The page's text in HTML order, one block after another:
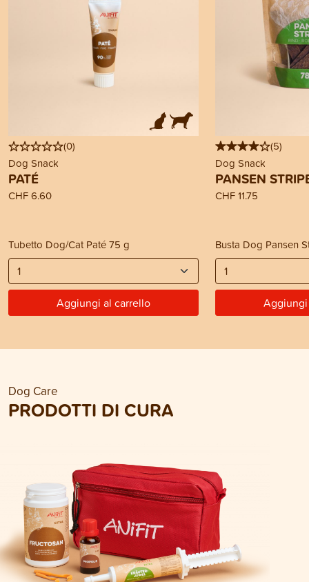
(0)
Dog Snack
PATÉ
CHF 6.60
Tubetto Dog/Cat Paté 75 g
Aggiungi al carrello
(5)
Dog Snack
PANSEN
CHF 11.75
Busta Dog Pansen
Dog Care
PRODOTTI DI CURA